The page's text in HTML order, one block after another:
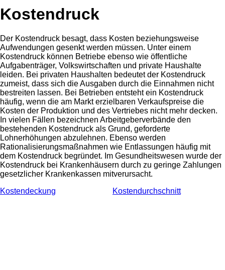
Kostendruck
Der Kostendruck besagt, dass Kosten beziehungsweise
Aufwendungen gesenkt werden müssen. Unter einem
Kostendruck können Betriebe ebenso wie öffentliche
Aufgabenträger, Volkswirtschaften und private Haushalte
leiden. Bei privaten Haushalten bedeutet der Kostendruck
zumeist, dass sich die Ausgaben durch die Einnahmen nicht
bestreiten lassen. Bei Betrieben entsteht ein Kostendruck
häufig, wenn die am Markt erzielbaren Verkaufspreise die
Kosten der Produktion und des Vertriebes nicht mehr decken.
In vielen Fällen bezeichnen Arbeitgeberverbände den
bestehenden Kostendruck als Grund, geforderte
Lohnerhöhungen abzulehnen. Ebenso werden
Rationalisierungsmaßnahmen wie Entlassungen häufig mit
dem Kostendruck begründet. Im Gesundheitswesen wurde der
Kostendruck bei Krankenhäusern durch zu geringe Zahlungen
gesetzlicher Krankenkassen mitverursacht.
Kostendeckung
Kostendurchschnitt